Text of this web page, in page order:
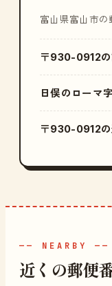
富山県富山市の
〒930-0912の
日俣のローマ
〒930-0912の
—— NEARBY ——
近くの郵便